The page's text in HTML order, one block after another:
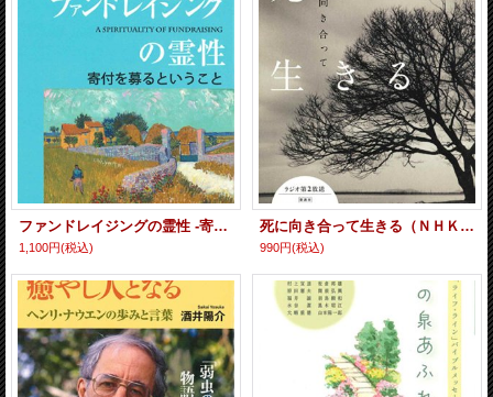
ファンドレイジングの霊性 -寄付を募るということ- ※お取り寄せ品
1,100円(税込)
死に向き合って生きる（ＮＨＫこころをよむ） ※お取り寄せ品
990円(税込)